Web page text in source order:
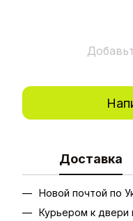
Доставка
Новой почтой по
Курьером к двери